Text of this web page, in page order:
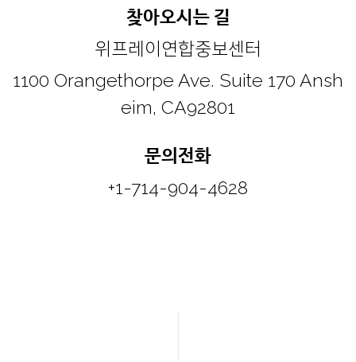
찾아오시는 길
위프레이연합중보센터
1100 Orangethorpe Ave. Suite 170 Ansh
eim, CA92801
문의전화
+1-714-904-4628